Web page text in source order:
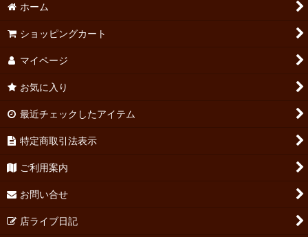
ホーム
ショッピングカート
マイページ
お気に入り
最近チェックしたアイテム
特定商取引法表示
ご利用案内
お問い合せ
店ライブ日記